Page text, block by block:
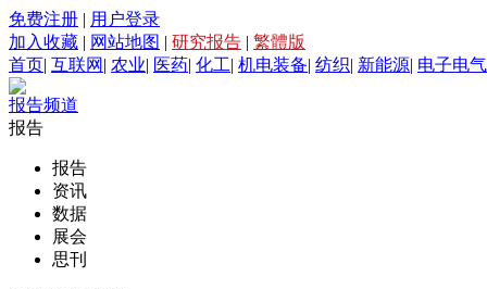
免费注册 | 用户登录
加入收藏 | 网站地图 | 研究报告 | 繁體版
首页| 互联网 | 农业| 医药| 化工| 机电装备| 纺织| 新能源| 电子电气
报告频道
报告
报告
资讯
数据
展会
思刊